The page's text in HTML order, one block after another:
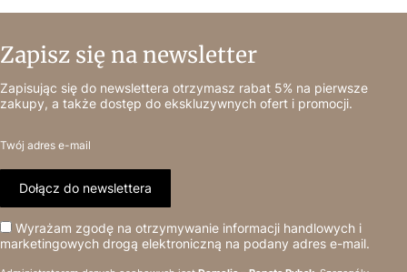
Zapisz się na newsletter
Zapisując się do newslettera otrzymasz rabat 5% na pierwsze
zakupy, a także dostęp do ekskluzywnych ofert i promocji.
Twój adres e-mail
Dołącz do newslettera
Wyrażam zgodę na otrzymywanie informacji handlowych i
marketingowych drogą elektroniczną na podany adres e-mail.